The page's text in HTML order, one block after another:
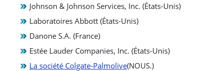
Johnson & Johnson Services, Inc. (États-Unis)
Laboratoires Abbott (États-Unis)
Danone S.A. (France)
Estée Lauder Companies, Inc. (États-Unis)
La société Colgate-Palmolive(NOUS.)